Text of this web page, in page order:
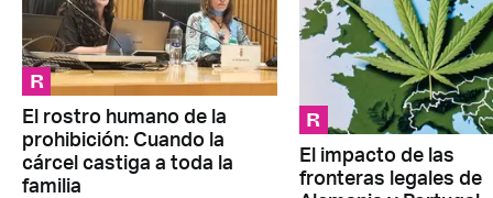
R
El rostro humano de la
prohibición: Cuando la
cárcel castiga a toda la
familia
R
El impacto de las
fronteras legales de